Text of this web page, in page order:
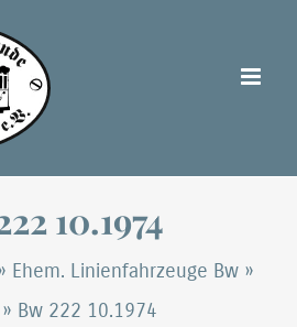
10.1974
Ehem. Linienfahrzeuge Bw»
» Bw 222 10.1974